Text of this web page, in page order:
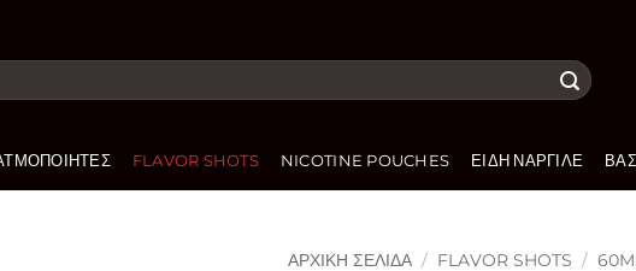
FLAVOR SHOTS NICOTINE POUCHES ΕΊΔΗ ΝΑΡΓΙΛΈ
ΑΡΧΙΚΉ ΣΕΛΊΔΑ / FLAVOR SHOTS /